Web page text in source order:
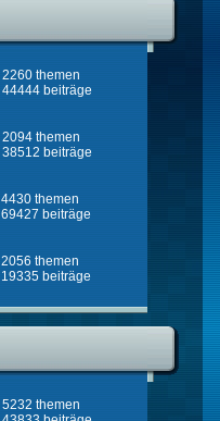
2260 themen
44444 beiträge
2094 themen
38512 beiträge
4430 themen
69427 beiträge
2056 themen
19335 beiträge
5232 themen